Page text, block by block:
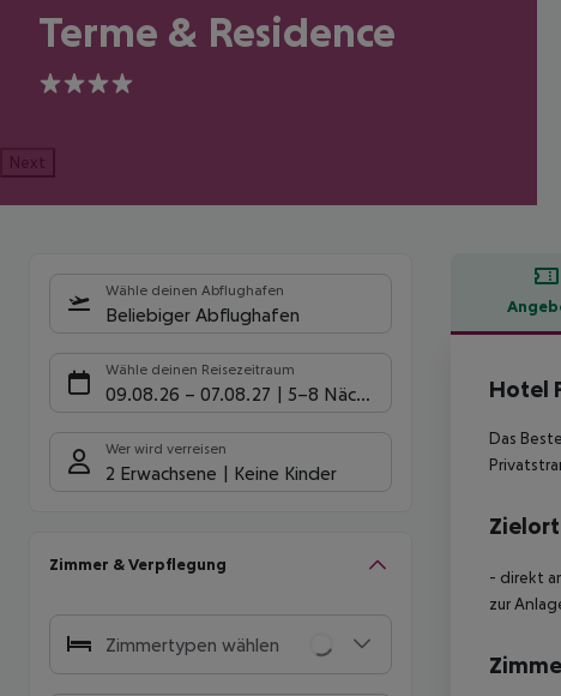
Terme & Residence
4
Next
Wähle deinen Abflughafen
Beliebiger Abflughafen
Wähle deinen Reisezeitraum
09.08.26 – 07.08.27 5-8 Nächte
Wer wird verreisen
2 Erwachsene Keine Kinder
Zimmer & Verpflegung
Zimmertypen wählen
Hotel
Das
Zielort
- direkt
zur